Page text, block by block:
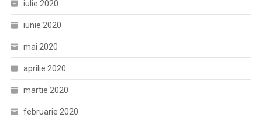
iulie 2020
iunie 2020
mai 2020
aprilie 2020
martie 2020
februarie 2020